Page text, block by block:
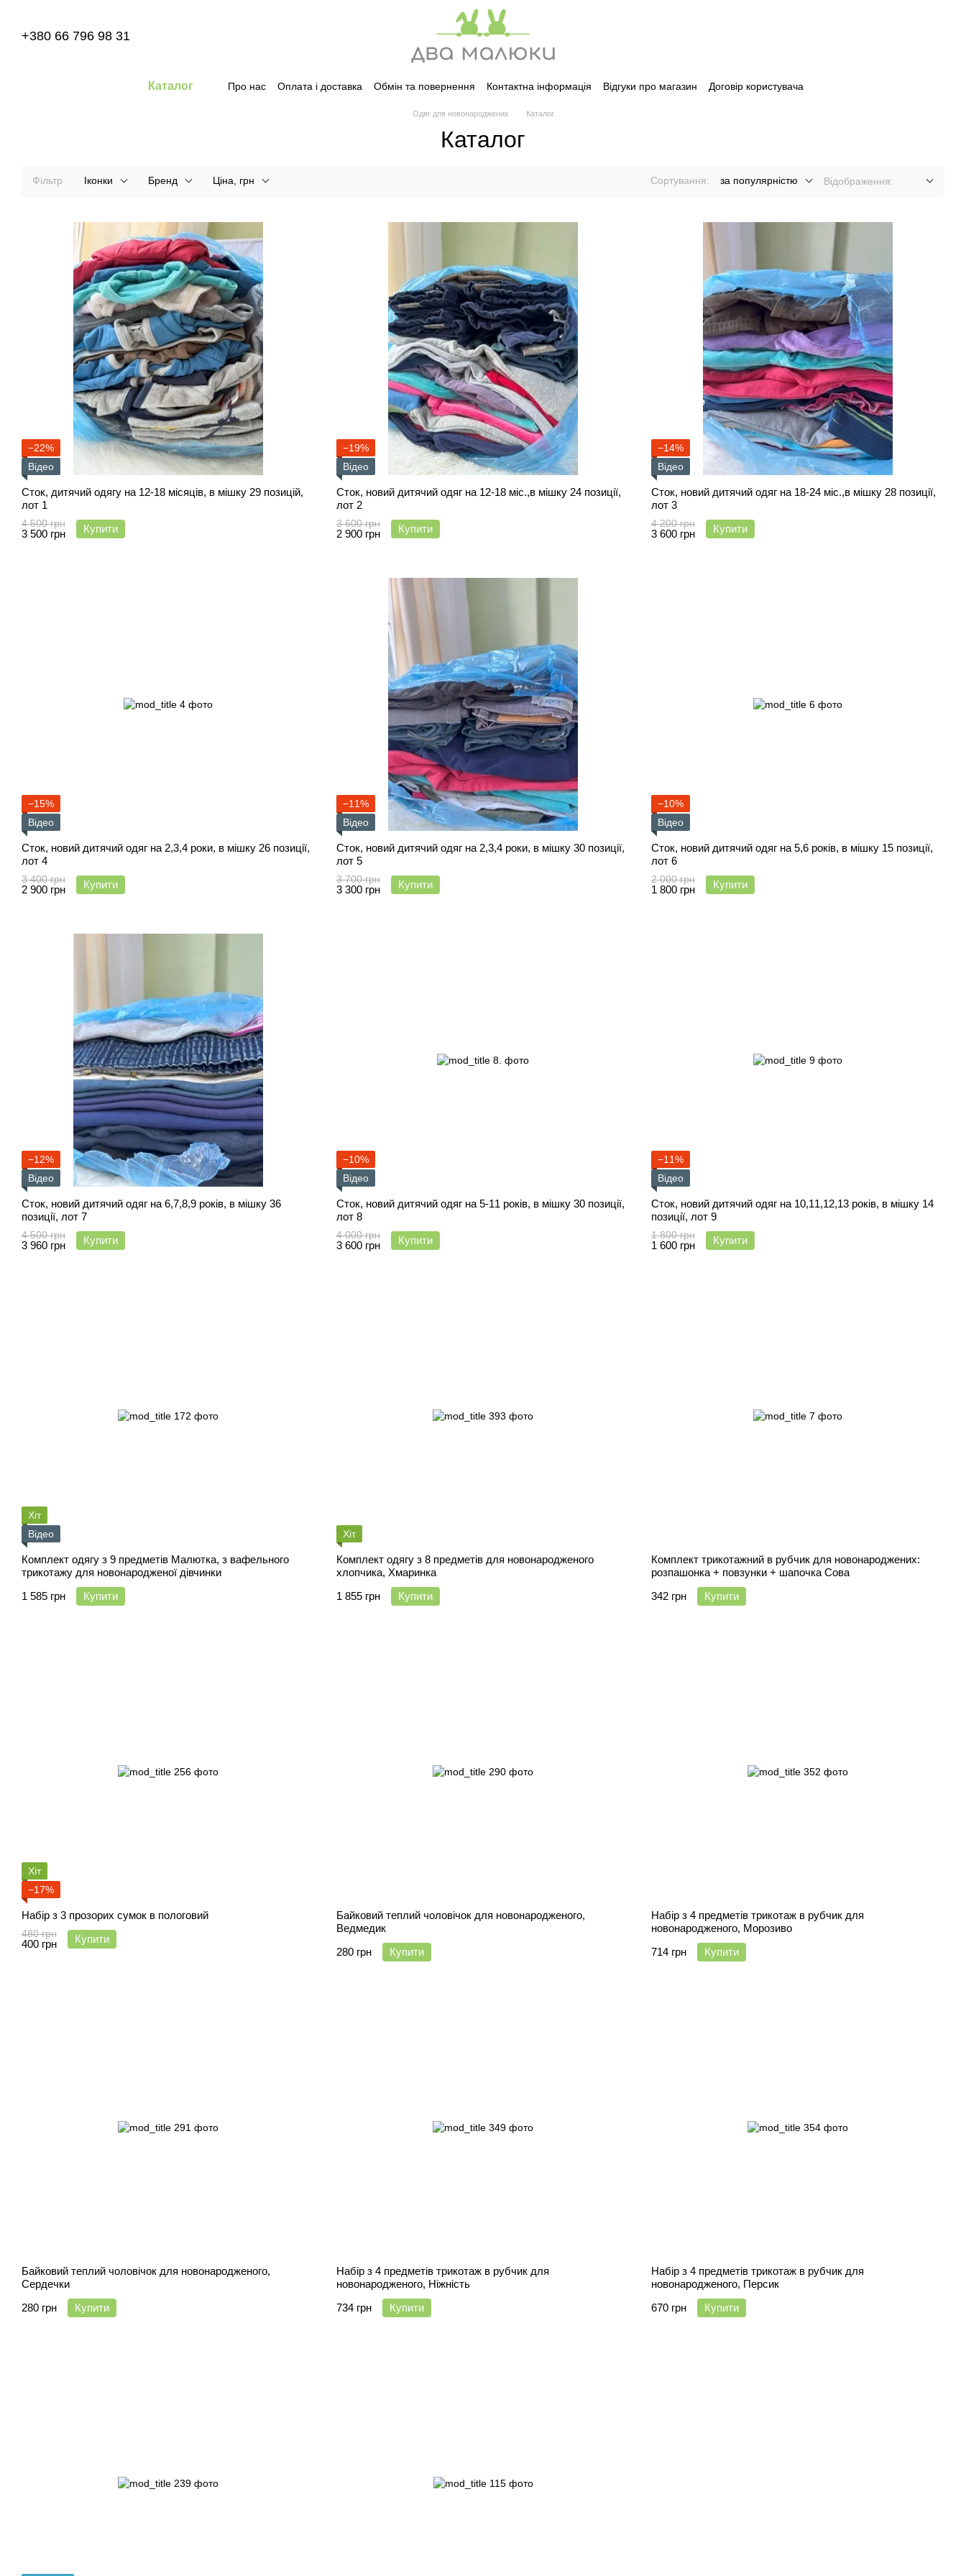
+380 66 796 98 31
Каталог Про нас Оплата і доставка Обмін та повернення Контактна інформація Відгуки про магазин Договір користувача
Одяг для новонароджених Каталог
Каталог
Фільтр Іконки Бренд Ціна, грн Сортування: за популярністю Відображення:
−22%
Відео
Сток, дитячий одягу на 12-18 місяців, в мішку 29 позицій,
лот 1
4 500 грн
3 500 грн Купити
−19%
Відео
Сток, новий дитячий одяг на 12-18 міс.,в мішку 24 позиції,
лот 2
3 600 грн
2 900 грн Купити
−14%
Відео
Сток, новий дитячий одяг на 18-24 міс.,в мішку 28 позиції,
лот 3
4 200 грн
3 600 грн Купити
−15%
Відео
Сток, новий дитячий одяг на 2,3,4 роки, в мішку 26 позиції,
лот 4
3 400 грн
2 900 грн Купити
−11%
Відео
Сток, новий дитячий одяг на 2,3,4 роки, в мішку 30 позиції,
лот 5
3 700 грн
3 300 грн Купити
−10%
Відео
Сток, новий дитячий одяг на 5,6 років, в мішку 15 позиції,
лот 6
2 000 грн
1 800 грн Купити
−12%
Відео
Сток, новий дитячий одяг на 6,7,8,9 років, в мішку 36
позиції, лот 7
4 500 грн
3 960 грн Купити
−10%
Відео
Сток, новий дитячий одяг на 5-11 років, в мішку 30 позиції,
лот 8
4 000 грн
3 600 грн Купити
−11%
Відео
Сток, новий дитячий одяг на 10,11,12,13 років, в мішку 14
позиції, лот 9
1 800 грн
1 600 грн Купити
Хіт
Відео
Комплект одягу з 9 предметів Малютка, з вафельного
трикотажу для новонародженої дівчинки
1 585 грн
Купити
Хіт
Комплект одягу з 8 предметів для новонародженого
хлопчика, Хмаринка
1 855 грн
Купити
Комплект трикотажний в рубчик для новонароджених:
розпашонка + повзунки + шапочка Сова
342 грн
Купити
Хіт
−17%
Набір з 3 прозорих сумок в пологовий
480 грн
400 грн Купити
Байковий теплий чоловічок для новонародженого,
Ведмедик
280 грн
Купити
Набір з 4 предметів трикотаж в рубчик для
новонародженого, Морозиво
714 грн
Купити
Байковий теплий чоловічок для новонародженого,
Сердечки
280 грн
Купити
Набір з 4 предметів трикотаж в рубчик для
новонародженого, Ніжність
734 грн
Купити
Набір з 4 предметів трикотаж в рубчик для
новонародженого, Персик
670 грн
Купити